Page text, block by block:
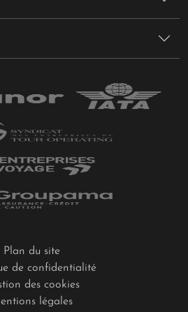
Plan du site
de confidentialité
des cookies
légales